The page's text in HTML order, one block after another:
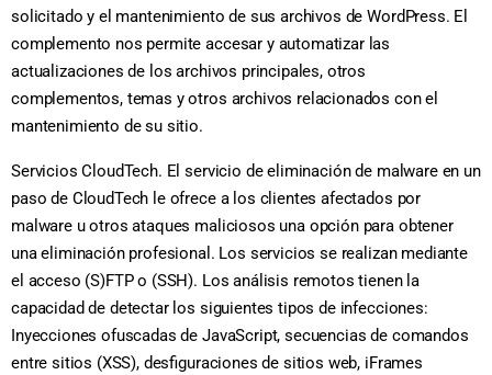
solicitado y el mantenimiento de sus archivos de WordPress. El
complemento nos permite accesar y automatizar las
actualizaciones de los archivos principales, otros
complementos, temas y otros archivos relacionados con el
mantenimiento de su sitio.
Servicios CloudTech. El servicio de eliminación de malware en un
paso de CloudTech le ofrece a los clientes afectados por
malware u otros ataques maliciosos una opción para obtener
una eliminación profesional. Los servicios se realizan mediante
el acceso (S)FTP o (SSH). Los análisis remotos tienen la
capacidad de detectar los siguientes tipos de infecciones:
Inyecciones ofuscadas de JavaScript, secuencias de comandos
entre sitios (XSS), desfiguraciones de sitios web, iFrames